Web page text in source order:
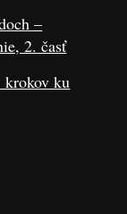
–
2. časť
krokov ku